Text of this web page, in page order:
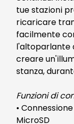
tue stazioni
ricaricare
facilmente
l'altoparlante
creare
stanza,
Funzioni di
•
MicroSD